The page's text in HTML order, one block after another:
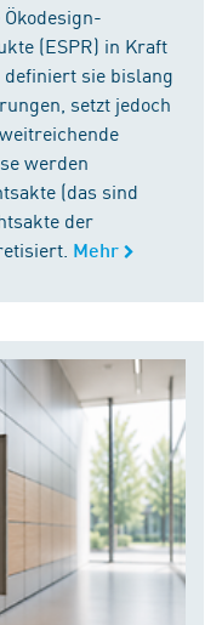
(ESPR) in Kraft
sie bislang
setzt jedoch
werden
(das sind
der
Mehr